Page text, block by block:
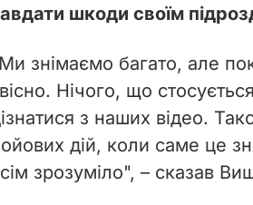
шкоди своїм
знімаємо багато, але
Нічого, що
з наших відео.
дій, коли саме це
зрозуміло", – сказав